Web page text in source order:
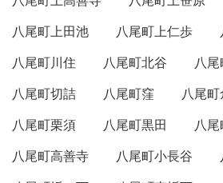
八尾町上田池
八尾町上仁歩
八尾町川住
八尾町北谷
八
八尾町切詰
八尾町窪
八尾
八尾町栗須
八尾町黒田
八
八尾町高善寺
八尾町小長谷